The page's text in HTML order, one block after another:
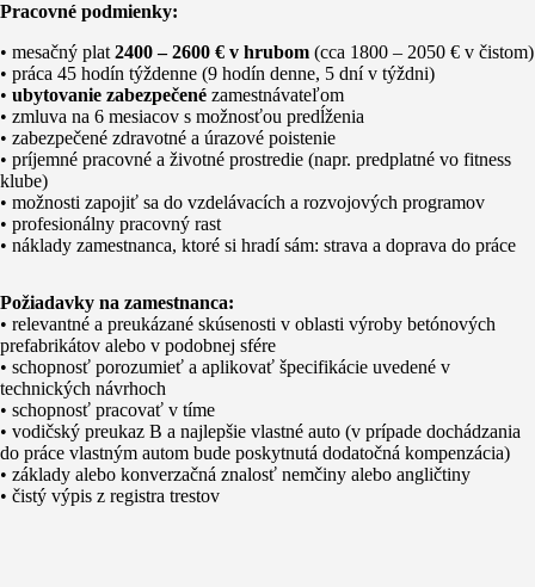
Pracovné podmienky:
• mesačný plat 2400 – 2600 € v hrubom (cca 1800 – 2050 € v čistom)
• práca 45 hodín týždenne (9 hodín denne, 5 dní v týždni)
• ubytovanie zabezpečené zamestnávateľom
• zmluva na 6 mesiacov s možnosťou predĺženia
• zabezpečené zdravotné a úrazové poistenie
• príjemné pracovné a životné prostredie (napr. predplatné vo fitness
klube)
• možnosti zapojiť sa do vzdelávacích a rozvojových programov
• profesionálny pracovný rast
• náklady zamestnanca, ktoré si hradí sám: strava a doprava do práce
Požiadavky na zamestnanca:
• relevantné a preukázané skúsenosti v oblasti výroby betónových
prefabrikátov alebo v podobnej sfére
• schopnosť porozumieť a aplikovať špecifikácie uvedené v
technických návrhoch
• schopnosť pracovať v tíme
• vodičský preukaz B a najlepšie vlastné auto (v prípade dochádzania
do práce vlastným autom bude poskytnutá dodatočná kompenzácia)
• základy alebo konverzačná znalosť nemčiny alebo angličtiny
• čistý výpis z registra trestov